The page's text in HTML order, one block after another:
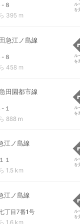
８
395 m
ル
を
急江ノ島線
８
458 m
ル
を
田園都市線
１
888 m
ル
を
江ノ島線
１
1.5 km
ル
を
江ノ島線
丁目7番1号
1.6 km
ル
を